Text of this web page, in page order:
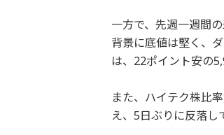
一方で、先週一週間
背景に底値は堅く、
は、22ポイント安の
また、ハイテク株比
え、5日ぶりに反落し